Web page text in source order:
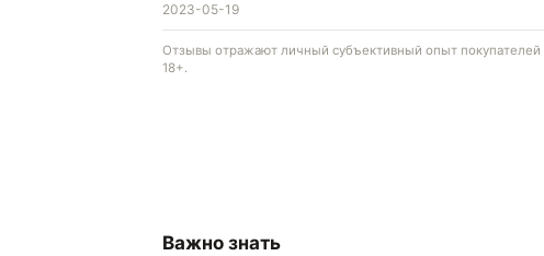
2023-05-19
Отзывы отражают личный субъективный опыт покупателей
18+.
Важно знать